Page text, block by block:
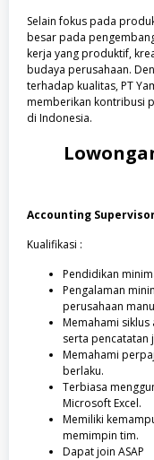
Selain fokus pada
besar pada
kerja yang produktif,
budaya perusahaan.
terhadap kualitas, PT
memberikan kontribusi
di Indonesia.
Accounting
Kualifikasi :
Pendidikan
Pengalaman
perusahaan
Memahami
serta pencatatan
Memahami
berlaku.
Terbiasa
Microsoft Excel.
Memiliki
memimpin tim.
Dapat join ASAP